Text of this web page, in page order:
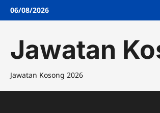
Skip06/08/2026
Jawatan
Jawatan Kosong 2026